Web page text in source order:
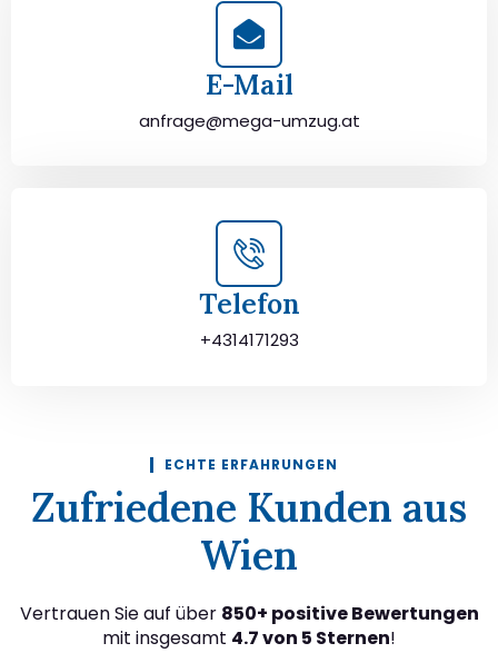
E-Mail
anfrage@mega-umzug.at
Telefon
+4314171293
ECHTE ERFAHRUNGEN
Zufriedene Kunden aus
Wien
Vertrauen Sie auf über 850+ positive Bewertungen
mit insgesamt 4.7 von 5 Sternen!